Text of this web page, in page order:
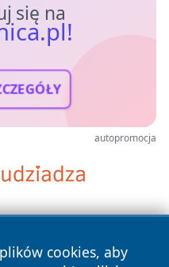
się na
autopromocja
cookies, aby